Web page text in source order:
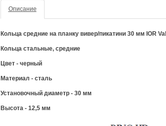
Описание
Кольца средние на планку вивер/пикатини 30 мм IOR
Кольца стальные, средние
Цвет - черный
Материал - сталь
Установочный диаметр - 30 мм
Высота - 12,5 мм